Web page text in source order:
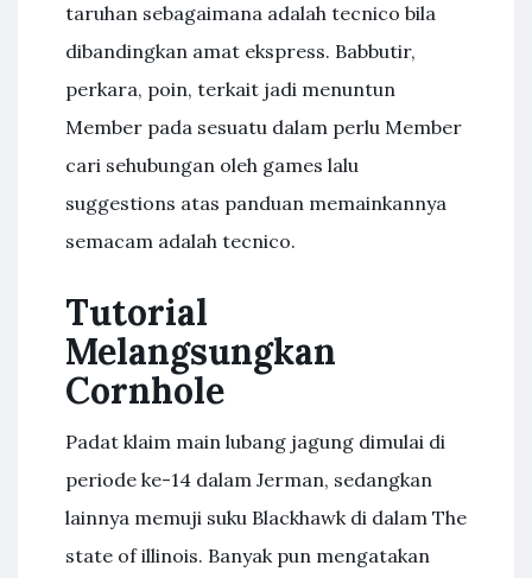
taruhan sebagaimana adalah tecnico bila
dibandingkan amat ekspress. Babbutir,
perkara, poin, terkait jadi menuntun
Member pada sesuatu dalam perlu Member
cari sehubungan oleh games lalu
suggestions atas panduan memainkannya
semacam adalah tecnico.
Tutorial
Melangsungkan
Cornhole
Padat klaim main lubang jagung dimulai di
periode ke-14 dalam Jerman, sedangkan
lainnya memuji suku Blackhawk di dalam The
state of illinois. Banyak pun mengatakan